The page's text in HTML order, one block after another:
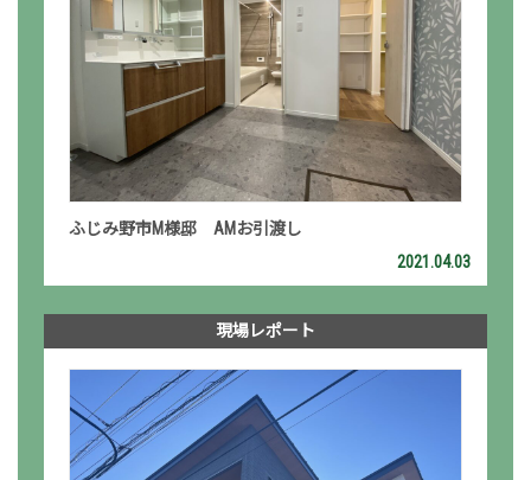
ふじみ野市M様邸 AMお引渡し
2021.04.03
現場レポート